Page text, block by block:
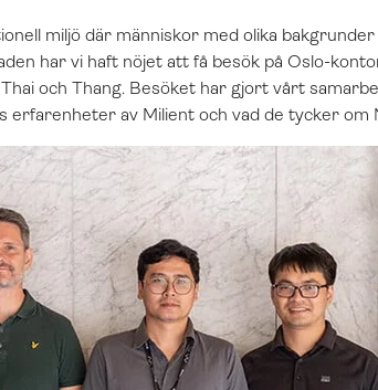
miljö där människor med olika
har vi haft nöjet att få besök på Oslo-
och Thang. Besöket har gjort vårt
erfarenheter av Milient och vad de tycker om